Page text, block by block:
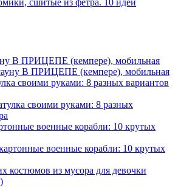
В ПРИЦЕПЕ (кемпере), мобильная
своими руками: 8 разных вариантов
военные корабли: 10 крутых
костюмов из мусора для девочки